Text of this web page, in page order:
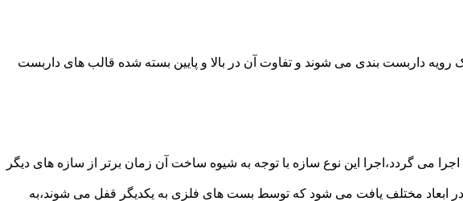
داربست بندی می شوند و تفاوت آن در بالا و پایین بسته شده قالب های داربست
می گردد،اجرا این نوع سازه با توجه به شیوه ساخت آن زمان برتر از سازه های دیگر
ابعاد مختلف یافت می شود که توسط بست های فلزی به یکدیگر قفل می شوند،به